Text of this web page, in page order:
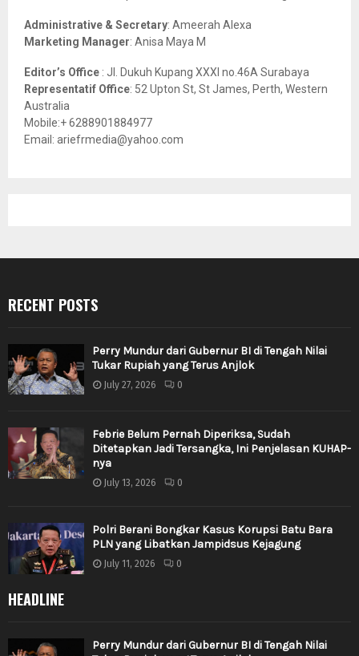
Administrative & Secretary: Ameerah Alexa
Marketing Manager: Anisa Maya M
Editor’s Office : Jl. Dukuh Kupang XXXI no.46A Surabaya
Representatif Office: 52 Upton St, St James, Perth, Western
Australia
Mobile:+ 6288901884977
Email: ariefrmedia@yahoo.com
RECENT POSTS
Perry Mundur dari Gubernur BI di Tengah Nilai
Tukar Rupiah yang Terus Anjlok
July 27, 2026 0
Febrie Belum Pernah Diperiksa, Sudah
Ditetapkan Jadi Tersangka, Ini Penjelasan KUHAP-
nya
July 13, 2026 0
Polri Berani Bongkar Kasus Korupsi Batu Bara
PLN yang Libatkan Jampidsus Kejagung
July 11, 2026 0
HEADLINE
Perry Mundur dari Gubernur BI di Tengah Nilai